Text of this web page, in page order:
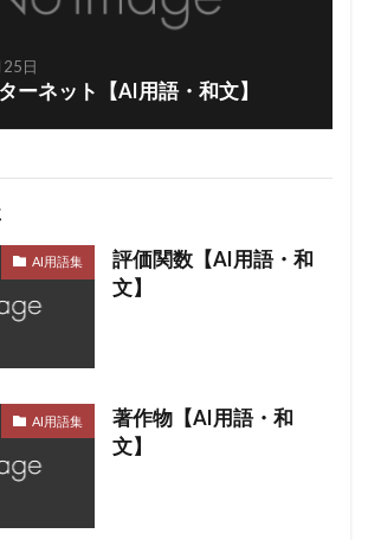
日
ーネット【AI用語・和文】
AI用語集
評価関数【AI用語・和
文】
AI用語集
著作物【AI用語・和
文】